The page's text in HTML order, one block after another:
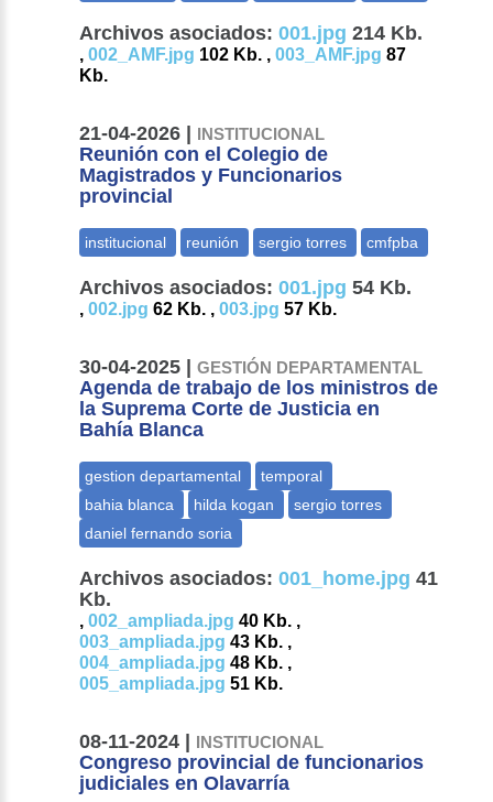
Archivos asociados: 001.jpg 214 Kb.
,002_AMF.jpg 102 Kb. ,003_AMF.jpg 87
Kb.
21-04-2026 | INSTITUCIONAL
Reunión con el Colegio de
Magistrados y Funcionarios
provincial
Archivos asociados: 001.jpg 54 Kb.
,002.jpg 62 Kb. ,003.jpg 57 Kb.
30-04-2025 |GESTIÓN DEPARTAMENTAL
Agenda de trabajo de los ministros de
la Suprema Corte de Justicia en
Bahía Blanca
Archivos asociados: 001_home.jpg 41
Kb.
,002_ampliada.jpg 40 Kb. ,
003_ampliada.jpg 43 Kb. ,
004_ampliada.jpg 48 Kb. ,
005_ampliada.jpg 51 Kb.
08-11-2024 | INSTITUCIONAL
Congreso provincial de funcionarios
judiciales en Olavarría